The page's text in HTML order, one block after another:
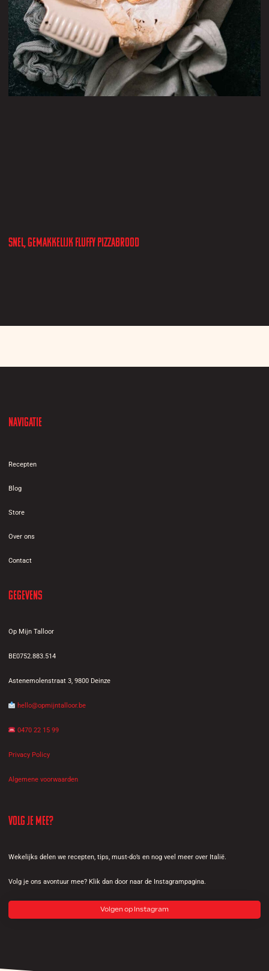
Snel, gemakkelijk fluffy pizzabrood
Navigatie
Recepten
Blog
Store
Over ons
Contact
Gegevens
Op Mijn Talloor
BE0752.883.514
Astenemolenstraat 3, 9800 Deinze
hello@opmijntalloor.be
0470 22 15 99
Privacy Policy
Algemene voorwaarden
Volg je mee?
Wekelijks delen we recepten, tips, must-do’s en nog veel meer over Italië.
Volg je ons avontuur mee? Klik dan door naar de Instagrampagina.
Volgen op Instagram